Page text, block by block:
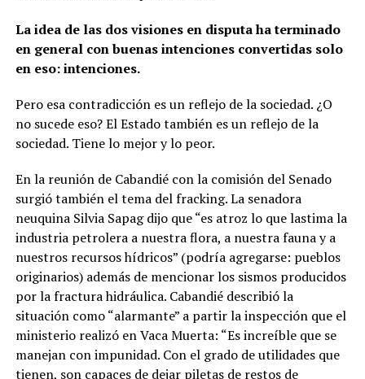
La idea de las dos visiones en disputa ha terminado
en general con buenas intenciones convertidas solo
en eso: intenciones.
Pero esa contradicción es un reflejo de la sociedad. ¿O
no sucede eso? El Estado también es un reflejo de la
sociedad. Tiene lo mejor y lo peor.
En la reunión de Cabandié con la comisión del Senado
surgió también el tema del fracking. La senadora
neuquina Silvia Sapag dijo que “es atroz lo que lastima la
industria petrolera a nuestra flora, a nuestra fauna y a
nuestros recursos hídricos” (podría agregarse: pueblos
originarios) además de mencionar los sismos producidos
por la fractura hidráulica. Cabandié describió la
situación como “alarmante” a partir la inspección que el
ministerio realizó en Vaca Muerta: “Es increíble que se
manejan con impunidad. Con el grado de utilidades que
tienen, son capaces de dejar piletas de restos de